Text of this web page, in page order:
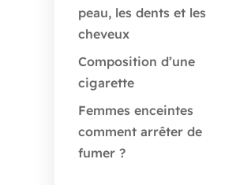
peau, les dents et les
cheveux
Composition d’une
cigarette
Femmes enceintes
comment arrêter de
fumer ?